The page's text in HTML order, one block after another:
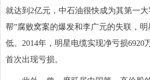
就达到2亿元，中石油很快成为其第一
帮”腐败窝案的爆发和李广元的失联，
低。2014年，明星电缆实现净亏损6920
首次出现亏损。